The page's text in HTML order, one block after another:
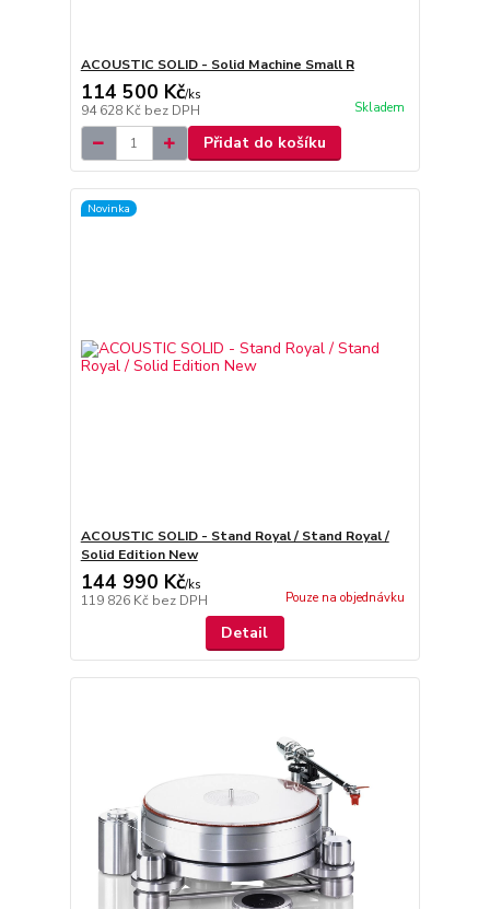
ACOUSTIC SOLID - Solid Machine Small R
114 500 Kč/ks
94 628 Kč bez DPH Skladem
Přidat do košíku
Novinka
ACOUSTIC SOLID - Stand Royal / Stand Royal /
Solid Edition New
144 990 Kč/ks
119 826 Kč bez DPH Pouze na objednávku
Detail